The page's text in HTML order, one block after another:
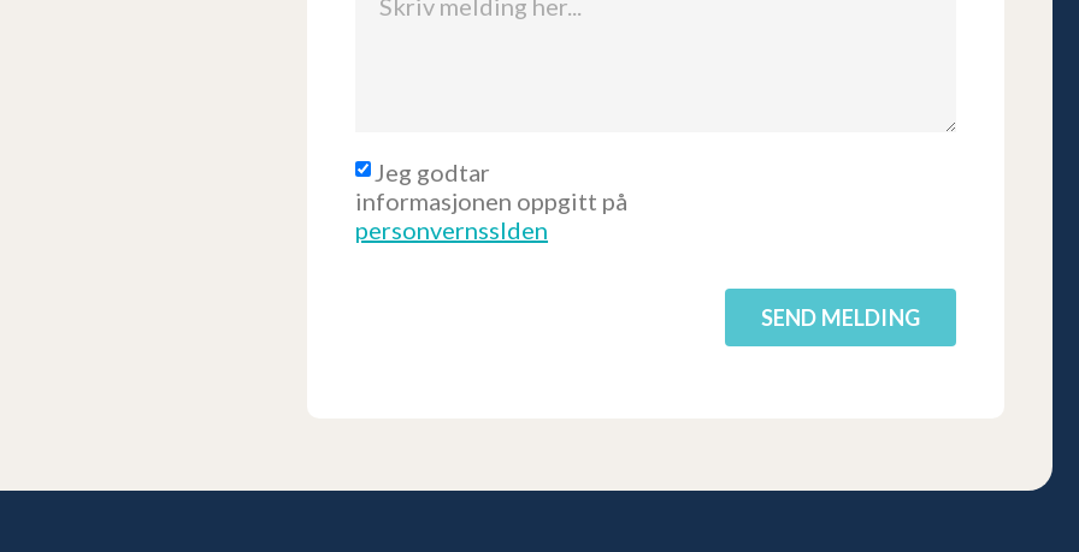
Jeg godtar
informasjonen oppgitt på
personvernsslden
SEND MELDING